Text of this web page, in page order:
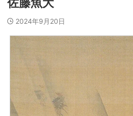
2024年9月20日